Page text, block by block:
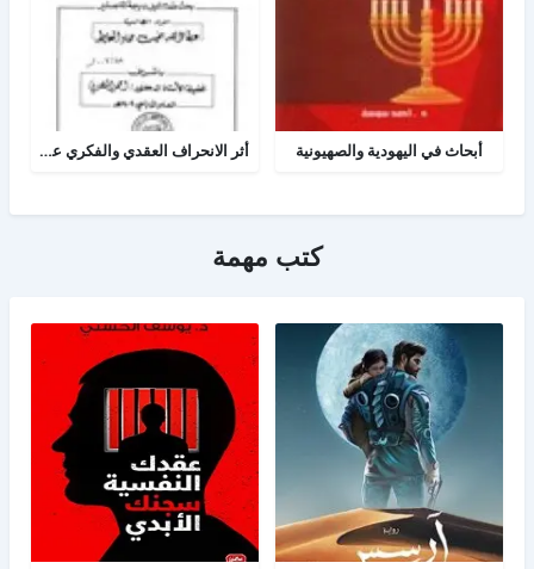
أبحاث في اليهودية والصهيونية أثر الانحراف العقدي والفكري عند اليهود على الفكر الصهيوني المعاصر
كتب مهمة